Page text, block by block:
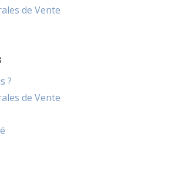
de Vente
?
de Vente